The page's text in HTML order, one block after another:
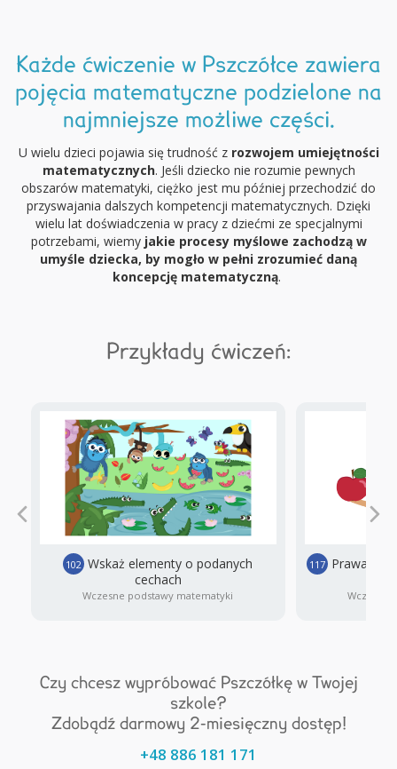
Każde ćwiczenie w Pszczółce zawiera
pojęcia matematyczne podzielone na
najmniejsze możliwe części.
U wielu dzieci pojawia się trudność z rozwojem umiejętności
matematycznych. Jeśli dziecko nie rozumie pewnych
obszarów matematyki, ciężko jest mu później przechodzić do
przyswajania dalszych kompetencji matematycznych. Dzięki
wielu lat doświadczenia w pracy z dziećmi ze specjalnymi
potrzebami, wiemy jakie procesy myślowe zachodzą w
umyśle dziecka, by mogło w pełni zrozumieć daną
koncepcję matematyczną.
Przykłady ćwiczeń:
102 Wskaż elementy o podanych
cechach
Wczesne podstawy matematyki
117 Prawa czy
Wczesne
Czy chcesz wypróbować Pszczółkę w Twojej
szkole?
Zdobądź darmowy 2-miesięczny dostęp!
+48 886 181 171